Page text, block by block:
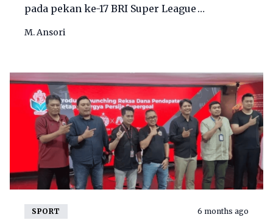
pada pekan ke-17 BRI Super League
Api (GBLA), Minggu (11/1/2026)
M. Ansori
SPORT 6 months ago